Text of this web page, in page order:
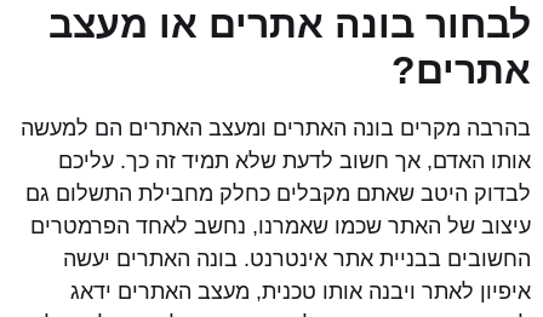
לבחור בונה אתרים או מעצב
אתרים?
בהרבה מקרים בונה האתרים ומעצב האתרים הם למעשה
אותו האדם, אך חשוב לדעת שלא תמיד זה כך. עליכם
לבדוק היטב שאתם מקבלים כחלק מחבילת התשלום גם
עיצוב של האתר שכמו שאמרנו, נחשב לאחד הפרמטרים
החשובים בבניית אתר אינטרנט. בונה האתרים יעשה
איפיון לאתר ויבנה אותו טכנית, מעצב האתרים ידאג